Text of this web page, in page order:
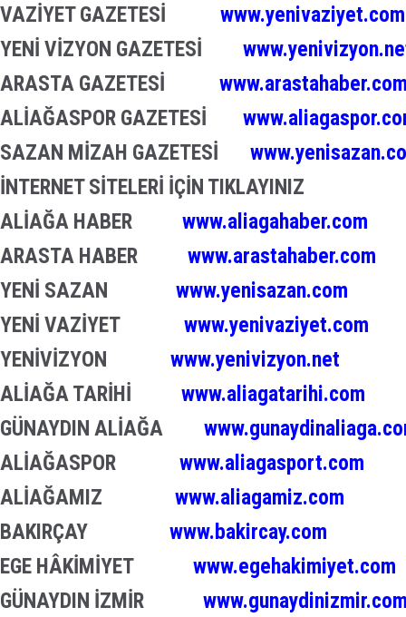
VAZİYET GAZETESİ www.yenivaziyet.com
YENİ VİZYON GAZETESİ
ARASTA GAZETESİ
ALİAĞASPOR GAZETESİ
SAZAN MİZAH GAZETESİ
İNTERNET SİTELERİ İÇİN TIKLAYINIZ
ALİAĞA HABER www.aliagahaber.com
ARASTA HABER www.arastahaber.com
YENİ SAZAN www.yenisazan.com
YENİ VAZİYET www.yenivaziyet.com
YENİVİZYON www.yenivizyon.net
ALİAĞA TARİHİ www.aliagatarihi.com
GÜNAYDIN ALİAĞA
ALİAĞASPOR www.aliagasport.com
ALİAĞAMIZ www.aliagamiz.com
BAKIRÇAY www.bakircay.com
EGE HÂKİMİYET www.egehakimiyet.com
GÜNAYDIN İZMİR